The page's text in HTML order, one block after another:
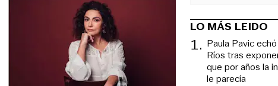
LO MÁS LEIDO
1. Paula Pavic
Ríos tras
que por años la
le parecía